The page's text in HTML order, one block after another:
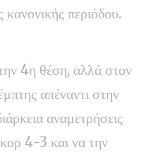
περιόδου.
4η θέση, αλλά στον
απέναντι στην
αναμετρήσεις
4-3 και να την